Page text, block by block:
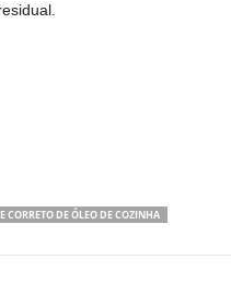
CORRETO DE ÓLEO DE COZINHA